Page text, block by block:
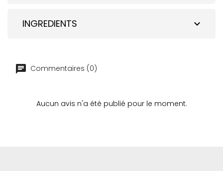
expand_more
INGREDIENTS
Commentaires (0)
Aucun avis n'a été publié pour le moment.